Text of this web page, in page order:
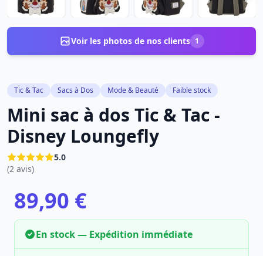
Voir les photos de nos clients 1
Tic & Tac Sacs à Dos Mode & Beauté Faible stock
Mini sac à dos Tic & Tac -
Disney Loungefly
5.0
(2 avis)
89,90 €
En stock — Expédition immédiate